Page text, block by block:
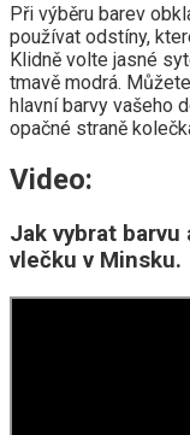
Při výběru barev
používat odstíny,
Klidně volte jasné
tmavě modrá.
hlavní barvy vašeho
opačné straně
Video:
Jak vybrat
vlečku v Minsku.